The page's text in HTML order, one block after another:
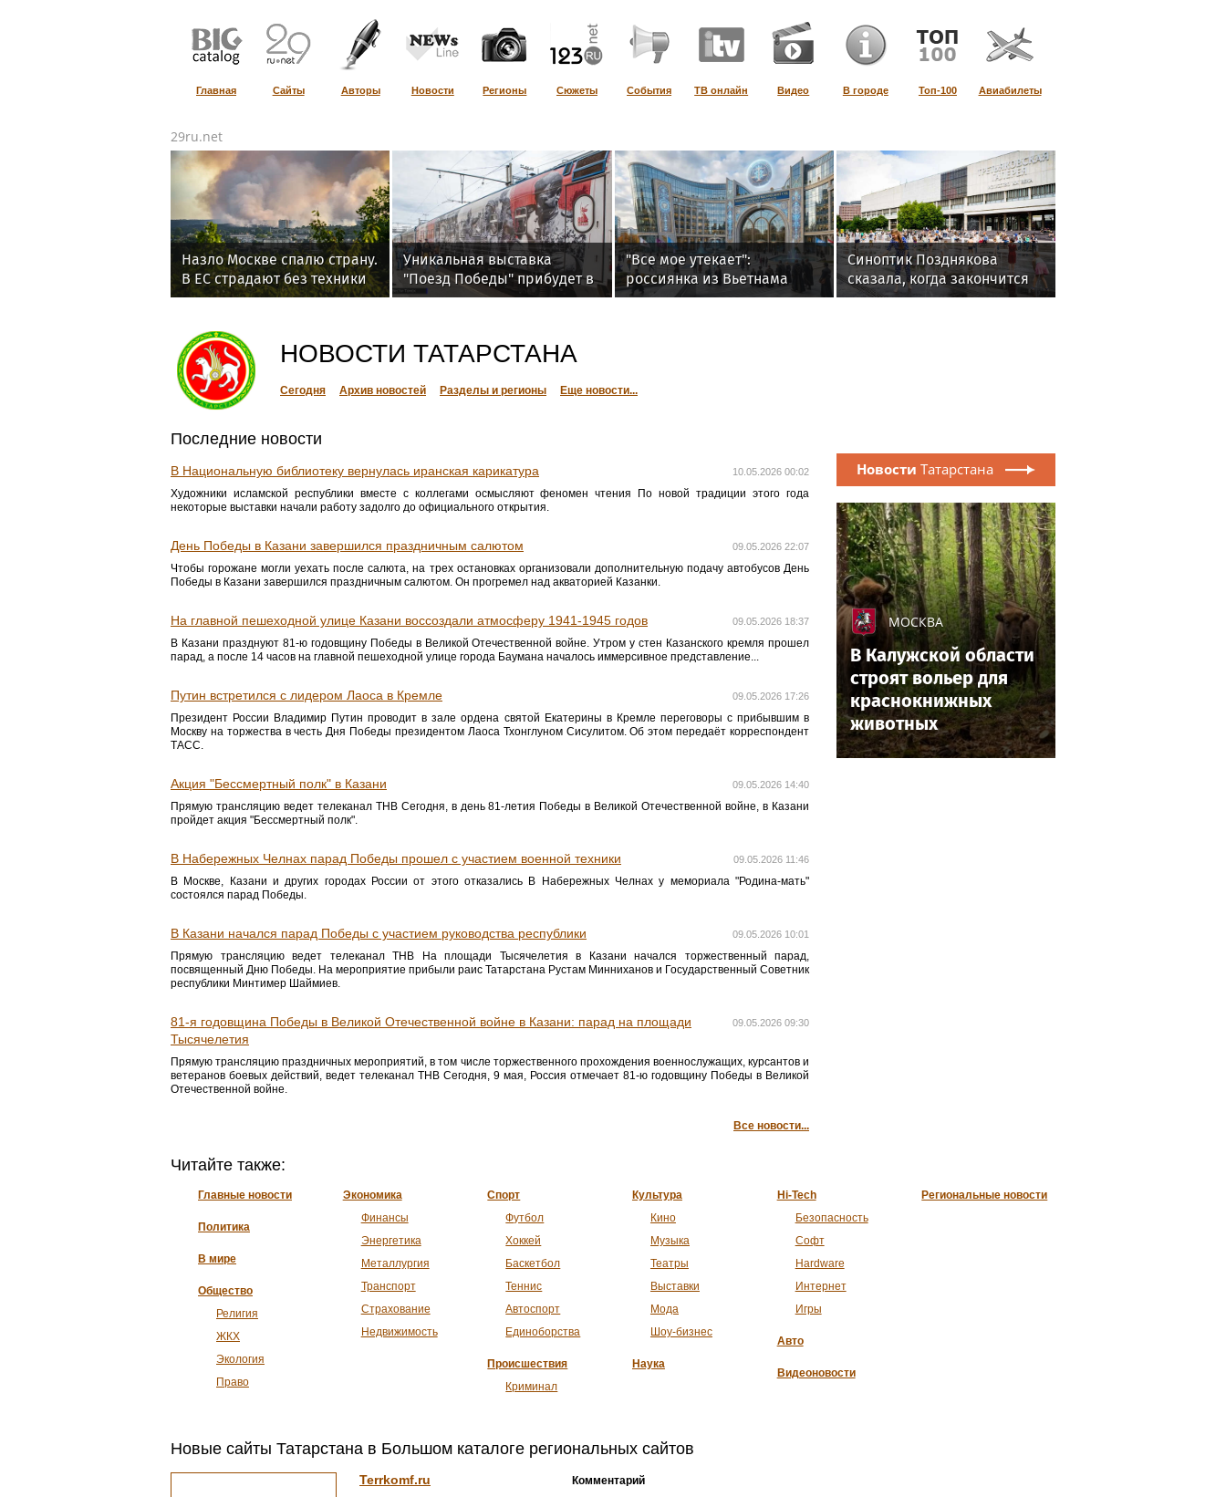
Главная Сайты Авторы Новости Регионы Сюжеты События ТВ онлайн Видео В городе Топ-100 Авиабилеты
29ru.net
Назло Москве спалю страну.
В ЕС страдают без техники
РФ для тушения пожаров
Уникальная выставка
"Поезд Победы" прибудет в
Томск
"Все мое утекает":
россиянка из Вьетнама
подала иск к ведьме из
Синоптик Позднякова
сказала, когда закончится
жара в Москве
НОВОСТИ ТАТАРСТАНА
Сегодня Архив новостей Разделы и регионы Еще новости...
Последние новости
10.05.2026 00:02
В Национальную библиотеку вернулась иранская карикатура
Художники исламской республики вместе с коллегами осмысляют феномен чтения По новой традиции этого года
некоторые выставки начали работу задолго до официального открытия.
09.05.2026 22:07
День Победы в Казани завершился праздничным салютом
Чтобы горожане могли уехать после салюта, на трех остановках организовали дополнительную подачу автобусов День
Победы в Казани завершился праздничным салютом. Он прогремел над акваторией Казанки.
09.05.2026 18:37
На главной пешеходной улице Казани воссоздали атмосферу 1941-1945 годов
В Казани празднуют 81-ю годовщину Победы в Великой Отечественной войне. Утром у стен Казанского кремля прошел
парад, а после 14 часов на главной пешеходной улице города Баумана началось иммерсивное представление...
09.05.2026 17:26
Путин встретился с лидером Лаоса в Кремле
Президент России Владимир Путин проводит в зале ордена святой Екатерины в Кремле переговоры с прибывшим в
Москву на торжества в честь Дня Победы президентом Лаоса Тхонглуном Сисулитом. Об этом передаёт корреспондент
ТАСС.
09.05.2026 14:40
Акция "Бессмертный полк" в Казани
Прямую трансляцию ведет телеканал ТНВ Сегодня, в день 81-летия Победы в Великой Отечественной войне, в Казани
пройдет акция "Бессмертный полк".
09.05.2026 11:46
В Набережных Челнах парад Победы прошел с участием военной техники
В Москве, Казани и других городах России от этого отказались В Набережных Челнах у мемориала "Родина-мать"
состоялся парад Победы.
09.05.2026 10:01
В Казани начался парад Победы с участием руководства республики
Прямую трансляцию ведет телеканал ТНВ На площади Тысячелетия в Казани начался торжественный парад,
посвященный Дню Победы. На мероприятие прибыли раис Татарстана Рустам Минниханов и Государственный Советник
республики Минтимер Шаймиев.
09.05.2026 09:30
81-я годовщина Победы в Великой Отечественной войне в Казани: парад на площади
Тысячелетия
Прямую трансляцию праздничных мероприятий, в том числе торжественного прохождения военнослужащих, курсантов и
ветеранов боевых действий, ведет телеканал ТНВ Сегодня, 9 мая, Россия отмечает 81-ю годовщину Победы в Великой
Отечественной войне.
Все новости...
Новости Татарстана
МОСКВА
В Калужской области
строят вольер для
краснокнижных
животных
Читайте также:
Главные новости
Политика
В мире
Общество
Религия
ЖКХ
Экология
Право
Экономика
Финансы
Энергетика
Металлургия
Транспорт
Страхование
Недвижимость
Спорт
Футбол
Хоккей
Баскетбол
Теннис
Автоспорт
Единоборства
Происшествия
Криминал
Культура
Кино
Музыка
Театры
Выставки
Мода
Шоу-бизнес
Наука
Hi-Tech
Безопасность
Софт
Hardware
Интернет
Игры
Авто
Видеоновости
Региональные новости
Новые сайты Татарстана в Большом каталоге региональных сайтов
Terrkomf.ru
Комментарий